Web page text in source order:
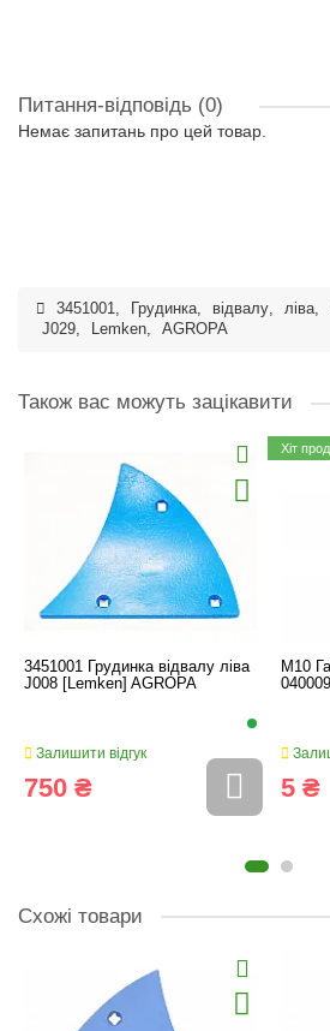
Питання-відповідь (0)
Немає запитань про цей товар.
3451001, Грудинка, відвалу, ліва,
J029, Lemken, AGROPA
Також вас можуть зацікавити
3451001 Грудинка відвалу ліва
J008 [Lemken] AGROPA
Залишити відгук
750 ₴
Хіт
M10
5 ₴
Схожі товари